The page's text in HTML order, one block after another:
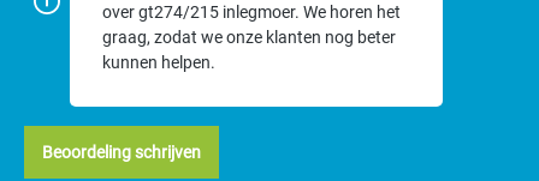
downloaden. Een reparatie of onderhoudsbeurt door ons te laten
uitvoeren duurt gemiddeld 5 tot 7 werkdagen. De kosten kunnen
wij helaas niet van te voren bepalen. Wij doen een prijsopgaaf
over gt274/215 inlegmoer. We horen het
graag, zodat we onze klanten nog beter
kunnen helpen.
Beoordeling schrijven